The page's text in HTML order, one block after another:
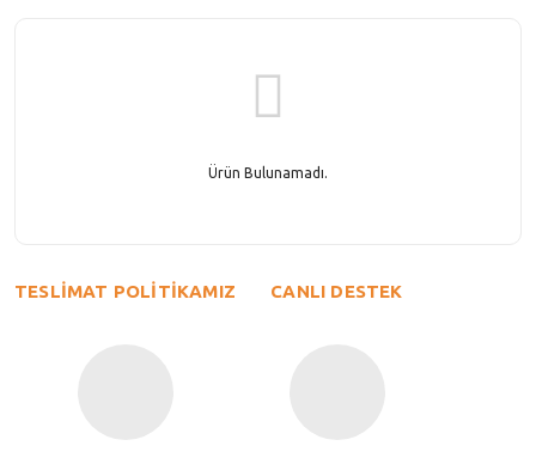
Ürün Bulunamadı.
TESLİMAT POLİTİKAMIZ CANLI DESTEK